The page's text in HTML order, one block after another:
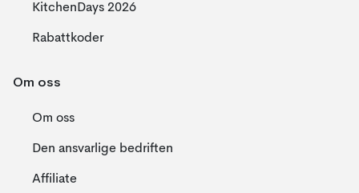
KitchenDays 2026
Rabattkoder
Om oss
Om oss
Den ansvarlige bedriften
Affiliate